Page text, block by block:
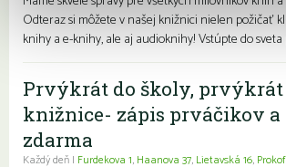
Odteraz si môžete v našej knižnici nielen požičať
knihy a e-knihy, ale aj audioknihy! Vstúpte do sveta
Prvýkrát do školy, prvýkrát
knižnice- zápis prváčikov
zdarma
Každý deň | Furdekova 1, Haanova 37, Lietavská 16,